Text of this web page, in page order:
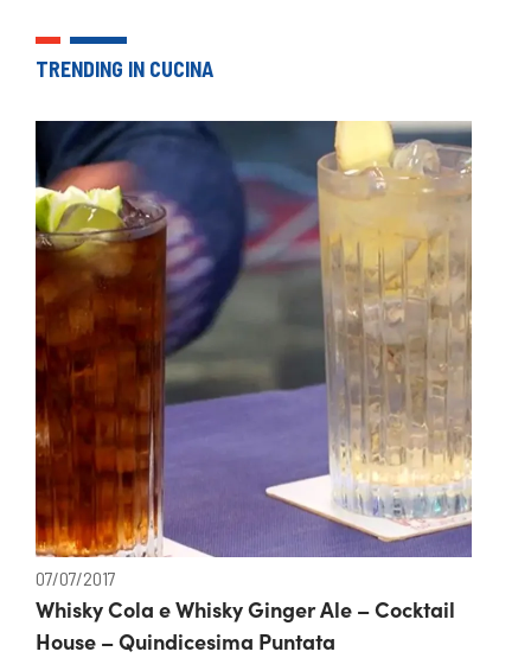
TRENDING IN CUCINA
07/07/2017
Whisky Cola e Whisky Ginger Ale – Cocktail
House – Quindicesima Puntata